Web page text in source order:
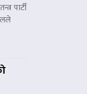
पार्टी